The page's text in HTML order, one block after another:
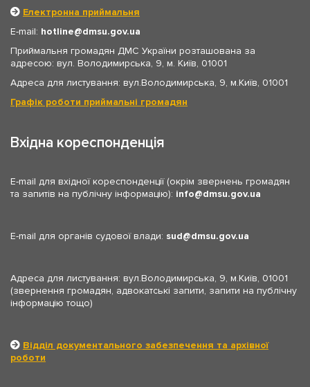
Електронна приймальня
E-mail: hotline
dmsu.gov.ua
Приймальня громадян ДМС України розташована за
адресою: вул. Володимирська, 9, м. Київ, 01001
Адреса для листування: вул.Володимирська, 9, м.Київ, 01001
Графік роботи приймальні громадян
Вхідна кореспонденція
E-mail для вхідної кореспонденції (окрім звернень громадян
та запитів на публічну інформацію): info dmsu.gov.ua
E-mail для органів судової влади: sud dmsu.gov.ua
Адреса для листування: вул.Володимирська, 9, м.Київ, 01001
(звернення громадян, адвокатські запити, запити на публічну
інформацію тощо)
Відділ документального забезпечення та архівної
роботи